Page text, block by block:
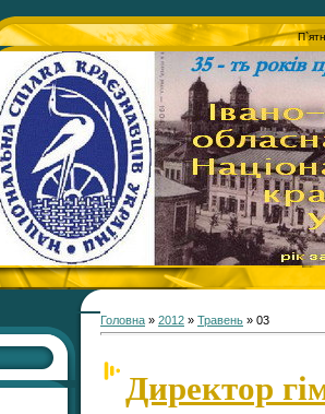
Головна » 2012 » Травень » 03
Директор